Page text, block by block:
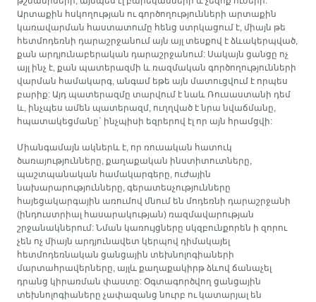
Արտաքին հսկողության ու գործողությունների արտաքին
կառավարման հաստատումը հենց ստրկացում է, միայն թե
հետմոդեռնի դարաշրջանում այն այլ տեսքով է ձևակերպված,
քան արդյունաբերական դարաշրջանում: Սակայն ցանցը ոչ
այլ ինչ է, քան պատերազմի և ռազմական գործողությունների
վարման համակարգ, անգամ եթե այն մատուցվում է որպես
բարիք: Այդ պատերազմը տարվում է նաև Ռուսաստանի դեմ
և, ինչպես ամեն պատերազմ, ուղղված է նրա նվաճմանը,
հպատակեցմանը` ինչպիսի եզրերով էլ որ այն հրամցվի:
Միանգամայն ակներև է, որ ռուսական հատուկ
ծառայությունները, քաղաքական ինստիտուտները,
պաշտպանական համակարգերը, ուժային
նախարարությունները, գերատեսչությունները
հայեցակարգային առումով մնում են մոդեռնի դարաշրջանի
(ինդուստրիալ հասարակության) ռազմավարության
շրջանակներում: Նման կառույցները սկզբունքորեն ի զորու
չեն ոչ միայն արդյունավետ կերպով դիմակայել
հետմոդեռնական ցանցային տեխնոլոգիաների
մարտահրավերները, այլև քաղաքակիրթ ձևով ճանաչել
դրանց կիրառման փաստը: Օգտագործվող ցանցային
տեխնոլոգիաները չափազանց նուրբ ու կատարյալ են